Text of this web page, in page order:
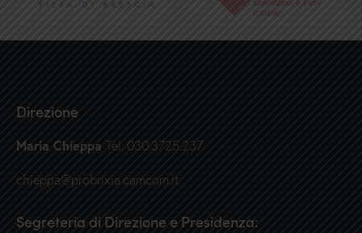
Direzione
Maria Chieppa Tel. 030.3725.237
chieppa@probrixia.camcom.it
Segreteria di Direzione e Presidenza: